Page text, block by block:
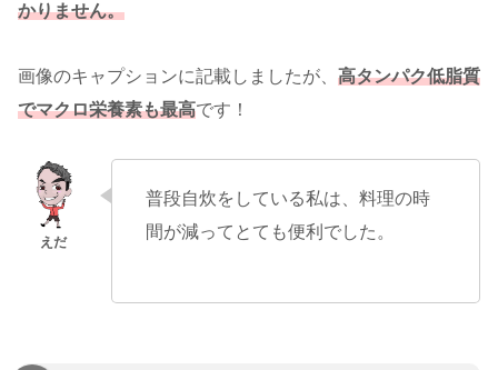
かりません。
画像のキャプションに記載しましたが、 高タンパク低脂質
でマクロ栄養素も最高です！
普段自炊をしている私は、料理の時
間が減ってとても便利でした。